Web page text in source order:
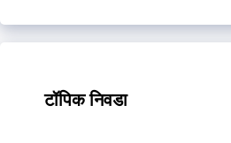
टॉपिक निवडा